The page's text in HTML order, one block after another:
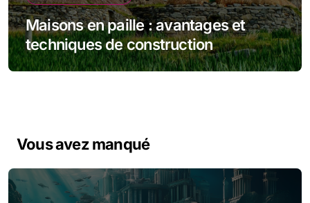
Maisons en paille : avantages et
techniques de construction
Vous avez manqué